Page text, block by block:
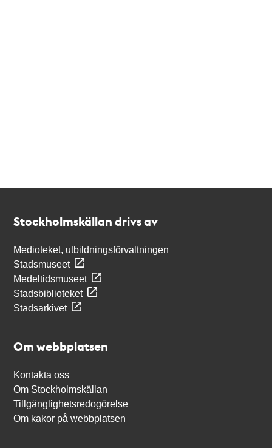
Stockholmskällan drivs av
Medioteket, utbildningsförvaltningen
Stadsmuseet
Medeltidsmuseet
Stadsbiblioteket
Stadsarkivet
Om webbplatsen
Kontakta oss
Om Stockholmskällan
Tillgänglighetsredogörelse
Om kakor på webbplatsen